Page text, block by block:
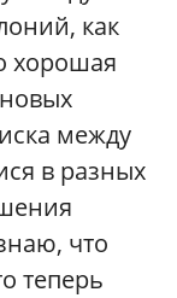
как
хорошая
между
в разных
что
теперь